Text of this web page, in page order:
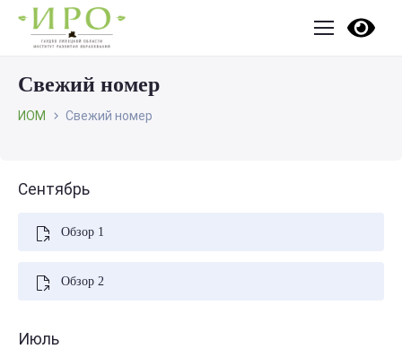
Свежий номер
ИОМ Свежий номер
Сентябрь
Обзор 1
Обзор 2
Июль